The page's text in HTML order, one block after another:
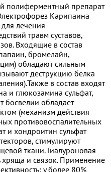
полиферментный препарат
Карипаина
лечения
травм суставов,
Входящие в состав
бромелайн,
обладают сильным
деструкцию белка
в состав входят
и глюкозамина сульфат,
босвелии обладает
(механизм действия
противовоспалительных
и хондроитин сульфат
стимулируют
ткани. Гиалуроновая
хряща и связок. Применение
у более 80%